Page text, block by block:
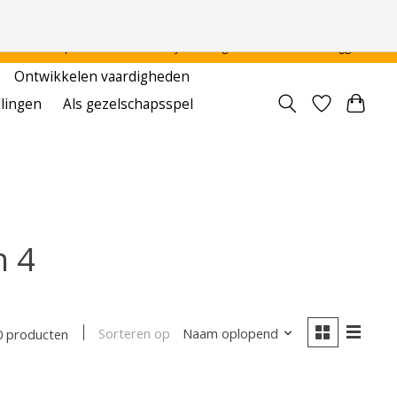
Ontwikkelen vaardigheden
Als gezelschapsspel
4
producten Sorteren op Naam oplopend